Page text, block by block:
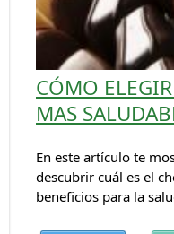
CÓMO
MAS
En este artículo te
descubrir cuál es el
beneficios para la